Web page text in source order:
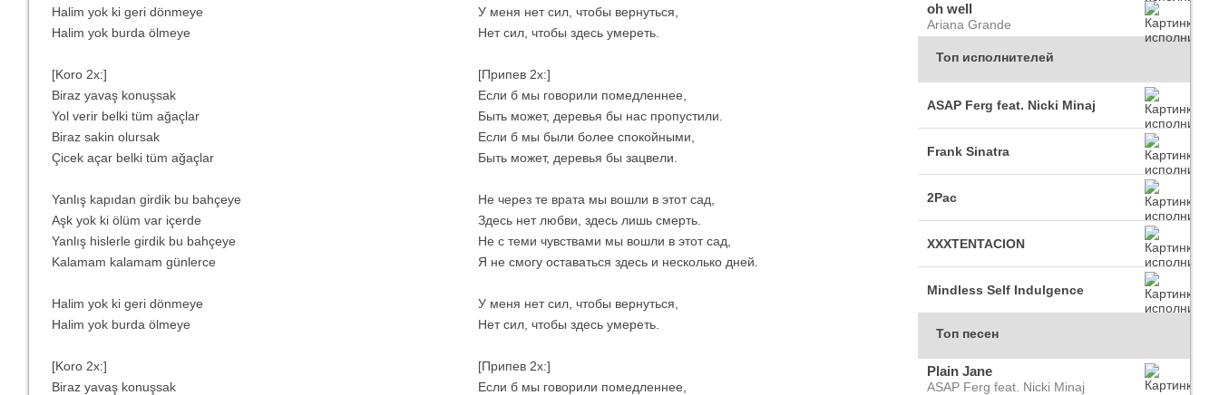
Halim yok ki geri dönmeye
Halim yok burda ölmeye
[Koro 2x:]
Biraz yavaş konuşsak
Yol verir belki tüm ağaçlar
Biraz sakin olursak
Çicek açar belki tüm ağaçlar
Yanlış kapıdan girdik bu bahçeye
Aşk yok ki ölüm var içerde
Yanlış hislerle girdik bu bahçeye
Kalamam kalamam günlerce
Halim yok ki geri dönmeye
Halim yok burda ölmeye
[Koro 2x:]
Biraz yavaş konuşsak
У меня нет сил, чтобы вернуться,
Нет сил, чтобы здесь умереть.
[Припев 2x:]
Если б мы говорили помедленнее,
Быть может, деревья бы нас пропустили.
Если б мы были более спокойными,
Быть может, деревья бы зацвели.
Не через те врата мы вошли в этот сад,
Здесь нет любви, здесь лишь смерть.
Не с теми чувствами мы вошли в этот сад,
Я не смогу оставаться здесь и несколько дней.
У меня нет сил, чтобы вернуться,
Нет сил, чтобы здесь умереть.
[Припев 2x:]
Если б мы говорили помедленнее,
oh well
Ariana Grande
Топ исполнителей
ASAP Ferg feat. Nicki Minaj
Frank Sinatra
2Pac
XXXTENTACION
Mindless Self Indulgence
Топ песен
Plain Jane
ASAP Ferg feat. Nicki Minaj